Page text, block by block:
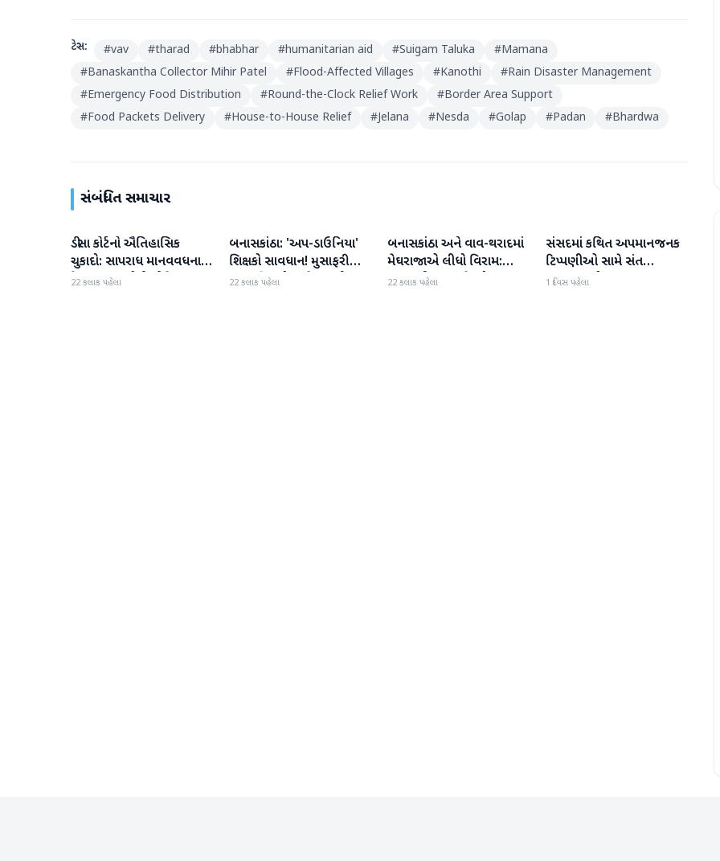
ટેગ્સ: #vav #tharad #bhabhar #humanitarian aid #Suigam Taluka #Mamana
#Banaskantha Collector Mihir Patel #Flood-Affected Villages #Kanothi #Rain Disaster Management
#Emergency Food Distribution #Round-the-Clock Relief Work #Border Area Support
#Food Packets Delivery #House-to-House Relief #Jelana #Nesda #Golap #Padan #Bhardwa
સંબંધિત સમાચાર
બનાસકાંઠા
ડીસા કોર્ટનો ઐતિહાસિક
ચુકાદો: સાપરાધ માનવવધના
કેસમાં ૩ આરોપીઓને ૧૦
22 કલાક પહેલા
બનાસકાંઠા
બનાસકાંઠા: 'અપ-ડાઉનિયા'
શિક્ષકો સાવધાન! મુસાફરી
કરતા શિક્ષકો સામે તવાઈ હાથ
22 કલાક પહેલા
બનાસકાંઠા
બનાસકાંઠા અને વાવ-થરાદમાં
મેઘરાજાએ લીધો વિરામ:
ઉઘાડ નીકળતાં ખેડૂતોમાં
22 કલાક પહેલા
બનાસકાંઠા
સંસદમાં કથિત અપમાનજનક
ટિપ્પણીઓ સામે સંત
સમાજમાં રોષ: પાલનપુરમાં
1 દિવસ પહેલા